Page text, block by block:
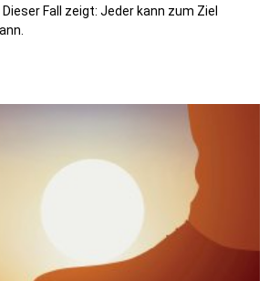
Fall zeigt: Jeder kann zum Ziel